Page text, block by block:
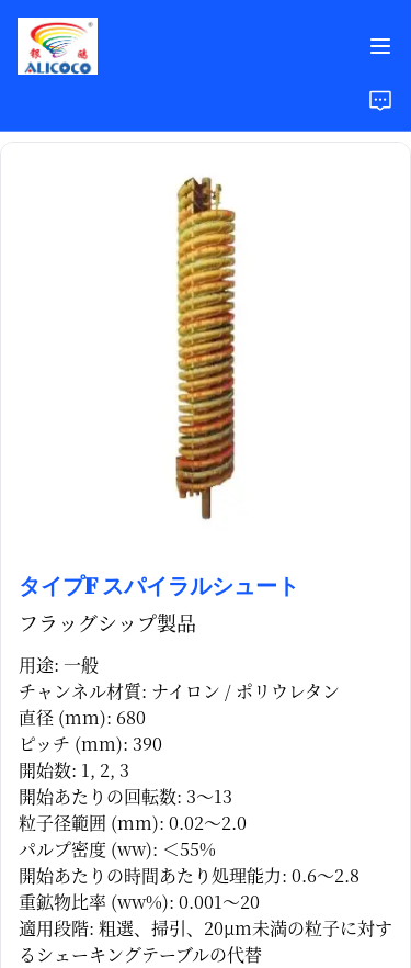
タイプF スパイラルシュート
フラッグシップ製品
用途: 一般
チャンネル材質: ナイロン / ポリウレタン
直径 (mm): 680
ピッチ (mm): 390
開始数: 1, 2, 3
開始あたりの回転数: 3～13
粒子径範囲 (mm): 0.02～2.0
パルプ密度 (ww): ＜55%
開始あたりの時間あたり処理能力: 0.6～2.8
重鉱物比率 (ww%): 0.001～20
適用段階: 粗選、掃引、20μm未満の粒子に対す
るシェーキングテーブルの代替